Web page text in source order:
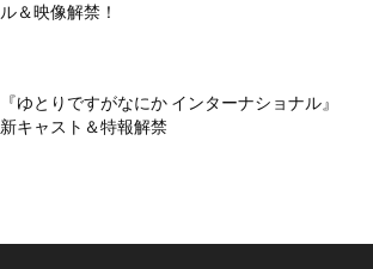
ル＆映像解禁！
『ゆとりですがなにか インターナショナル』
新キャスト＆特報解禁